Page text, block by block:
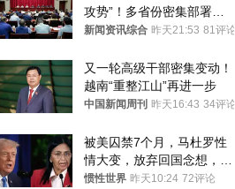
攻势”！多省份密集部署，
公布举报方式
新闻资讯综合 昨天21:53 81评论
又一轮高级干部密集变动！
越南“重整江山”再进一步
中国新闻周刊 昨天16:43 34评论
被美囚禁7个月，马杜罗性
情大变，放弃回国念想，最
后嘱托已公开
惯性世界 昨天10:24 72评论